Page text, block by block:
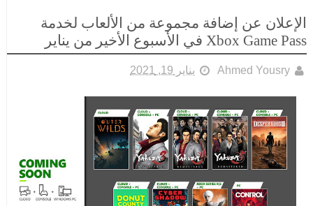
الإعلان عن إضافة مجموعة من الألعاب لخدمة
Xbox Game Pass في الأسبوع الأخير من يناير
Ahmed Yousry يناير 19, 2021